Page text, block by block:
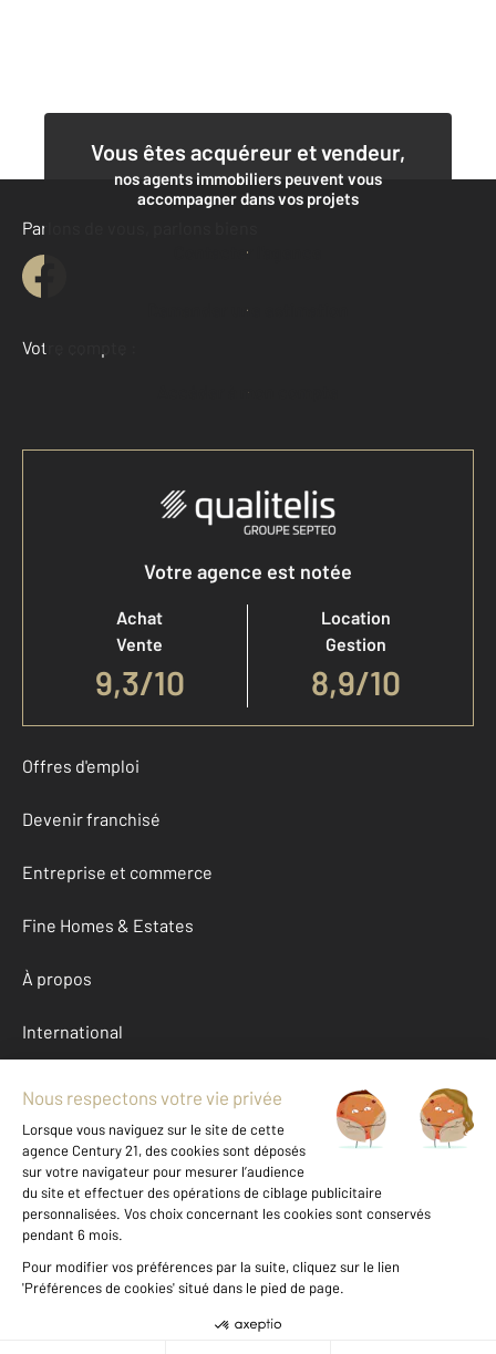
Vous êtes acquéreur et vendeur,
nos agents immobiliers peuvent vous
accompagner dans vos projets
Contacter l'agence
Demander une estimation
Parlons de vous, parlons biens
Votre compte :
Accéder à mon compte
Votre agence est notée
Achat
Vente
9,3/10
Location
Gestion
8,9/10
Offres d'emploi
Devenir franchisé
Entreprise et commerce
Fine Homes & Estates
À propos
International
Mentions légales & CGU et Barèmes d'honoraires
Données personnelles